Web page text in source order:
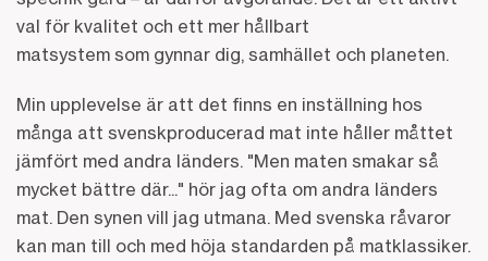
val för kvalitet och ett mer hållbart
matsystem som gynnar dig, samhället och planeten.
Min upplevelse är att det finns en inställning hos
många att svenskproducerad mat inte håller måttet
jämfört med andra länders. "Men maten smakar så
mycket bättre där..." hör jag ofta om andra länders
mat. Den synen vill jag utmana. Med svenska råvaror
kan man till och med höja standarden på matklassiker.